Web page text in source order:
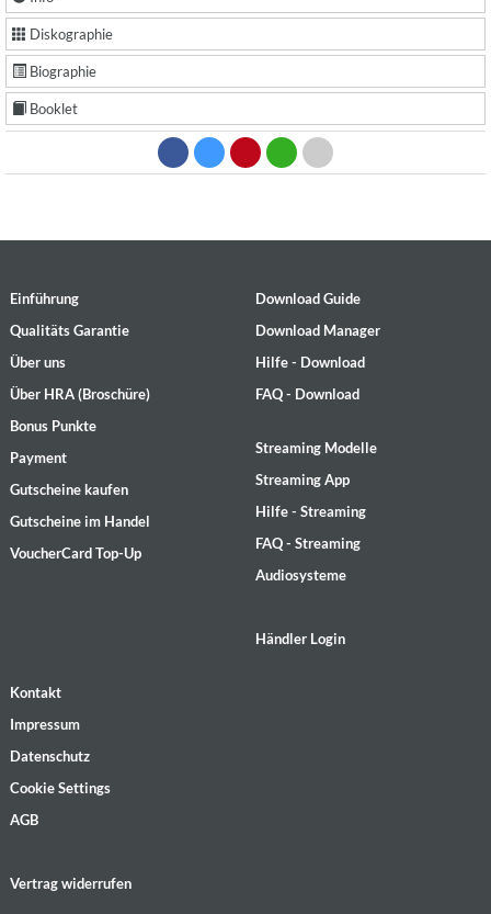
Diskographie
Biographie
Booklet
Einführung
Qualitäts Garantie
Über uns
Über HRA (Broschüre)
Bonus Punkte
Payment
Gutscheine kaufen
Gutscheine im Handel
VoucherCard Top-Up
Download Guide
Download Manager
Hilfe - Download
FAQ - Download
Streaming Modelle
Streaming App
Hilfe - Streaming
FAQ - Streaming
Audiosysteme
Händler Login
Kontakt
Impressum
Datenschutz
Cookie Settings
AGB
Vertrag widerrufen